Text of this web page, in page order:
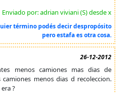
Enviado por: adrian viviani (S) desde x
término podés decir despropósito
pero estafa es otra cosa.
26-12-2012
menos camiones mas dias de
camiones menos dias d recoleccion.
?